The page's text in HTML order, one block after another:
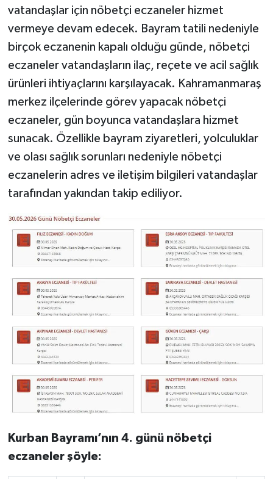
vatandaşlar için nöbetçi eczaneler hizmet
vermeye devam edecek. Bayram tatili nedeniyle
birçok eczanenin kapalı olduğu günde, nöbetçi
eczaneler vatandaşların ilaç, reçete ve acil sağlık
ürünleri ihtiyaçlarını karşılayacak. Kahramanmaraş
merkez ilçelerinde görev yapacak nöbetçi
eczaneler, gün boyunca vatandaşlara hizmet
sunacak. Özellikle bayram ziyaretleri, yolculuklar
ve olası sağlık sorunları nedeniyle nöbetçi
eczanelerin adres ve iletişim bilgileri vatandaşlar
tarafından yakından takip ediliyor.
Kurban Bayramı’nın 4. günü nöbetçi
eczaneler şöyle: